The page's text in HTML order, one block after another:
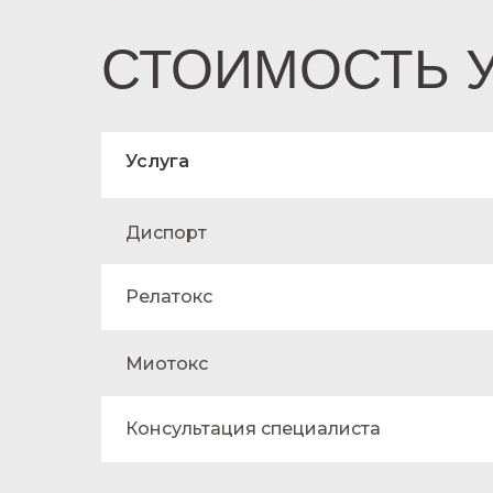
СТОИМОСТЬ
Услуга
Диспорт
Релатокс
Миотокс
Консультация специалиста